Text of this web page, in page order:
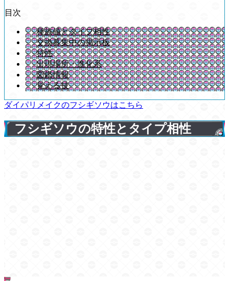
目次
種族値とタイプ相性
交換募集中の掲示板
特性
出現場所・進化系
図鑑情報
覚える技
ダイパリメイクのフシギソウはこちら
フシギソウの特性とタイプ相性